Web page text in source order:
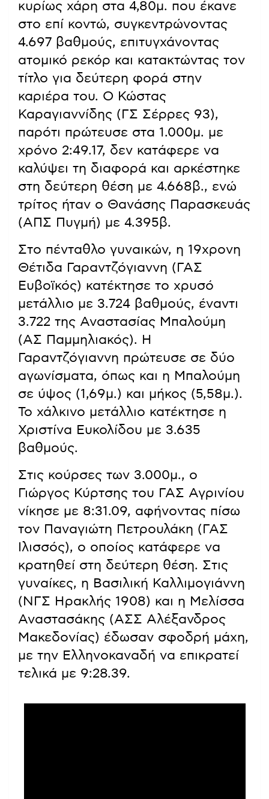
κυρίως χάρη στα 4,80μ. που έκανε
στο επί κοντώ, συγκεντρώνοντας
4.697 βαθμούς, επιτυγχάνοντας
ατομικό ρεκόρ και κατακτώντας τον
τίτλο για δεύτερη φορά στην
καριέρα του. Ο Κώστας
Καραγιαννίδης (ΓΣ Σέρρες 93),
παρότι πρώτευσε στα 1.000μ. με
χρόνο 2:49.17, δεν κατάφερε να
καλύψει τη διαφορά και αρκέστηκε
στη δεύτερη θέση με 4.668β., ενώ
τρίτος ήταν ο Θανάσης Παρασκευάς
(ΑΠΣ Πυγμή) με 4.395β.
Στο πένταθλο γυναικών, η 19χρονη
Θέτιδα Γαραντζόγιαννη (ΓΑΣ
Ευβοϊκός) κατέκτησε το χρυσό
μετάλλιο με 3.724 βαθμούς, έναντι
3.722 της Αναστασίας Μπαλούμη
(ΑΣ Παμμηλιακός). Η
Γαραντζόγιαννη πρώτευσε σε δύο
αγωνίσματα, όπως και η Μπαλούμη
σε ύψος (1,69μ.) και μήκος (5,58μ.).
Το χάλκινο μετάλλιο κατέκτησε η
Χριστίνα Ευκολίδου με 3.635
βαθμούς.
Στις κούρσες των 3.000μ., ο
Γιώργος Κύρτσης του ΓΑΣ Αγρινίου
νίκησε με 8:31.09, αφήνοντας πίσω
τον Παναγιώτη Πετρουλάκη (ΓΑΣ
Ιλισσός), ο οποίος κατάφερε να
κρατηθεί στη δεύτερη θέση. Στις
γυναίκες, η Βασιλική Καλλιμογιάννη
(ΝΓΣ Ηρακλής 1908) και η Μελίσσα
Αναστασάκης (ΑΣΣ Αλέξανδρος
Μακεδονίας) έδωσαν σφοδρή μάχη,
με την Ελληνοκαναδή να επικρατεί
τελικά με 9:28.39.